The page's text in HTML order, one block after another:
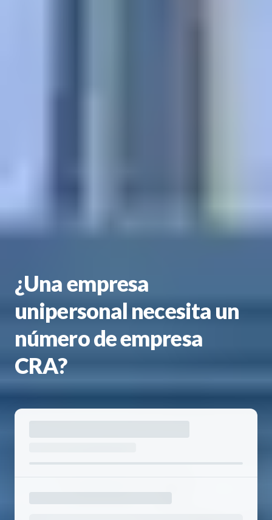
¿Una empresa
unipersonal necesita un
número de empresa
CRA?